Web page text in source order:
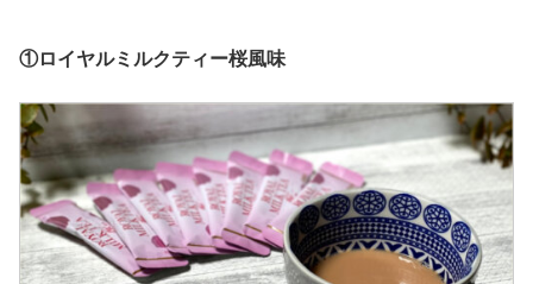
①ロイヤルミルクティー桜風味